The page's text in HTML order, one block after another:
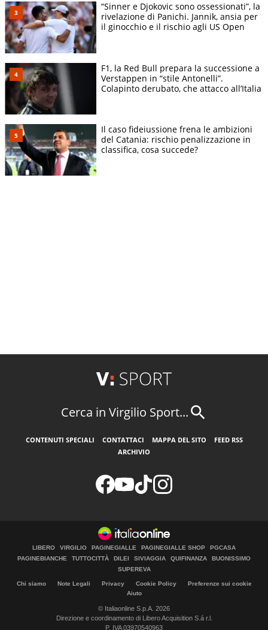
“Sinner e Djokovic sono ossessionati”, la
rivelazione di Panichi. Jannik, ansia per
il ginocchio e il rischio agli US Open
F1, la Red Bull prepara la successione a
Verstappen in “stile Antonelli”.
Colapinto derubato, che attacco all’Italia
Il caso fideiussione frena le ambizioni
del Catania: rischio penalizzazione in
classifica, cosa succede?
Cerca in Virgilio Sport...
CONTENUTI SPECIALI CONTATTACI MAPPA DEL SITO
FEED RSS
ARCHIVIO
LIBERO VIRGILIO PAGINEGIALLE PAGINEGIALLE SHOP
PGCASA
PAGINEBIANCHE
TUTTOCITTÀ DILEI SIVIAGGIA QUIFINANZA
BUONISSIMO
SUPEREVA
Chi siamo Note Legali Privacy Cookie Policy
Preferenze sui cookie
Aiuto
© Italiaonline S.p.A. 2026
Direzione e coordinamento di Libero Acquisition S.á r.l.
P. IVA 03970540963